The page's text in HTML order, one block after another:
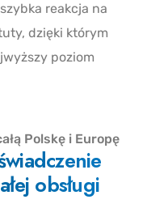
reakcja na
dzięki którym
poziom
Polskę i Europę
obsługi